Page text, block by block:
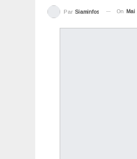
Par Siaminfos On Mai